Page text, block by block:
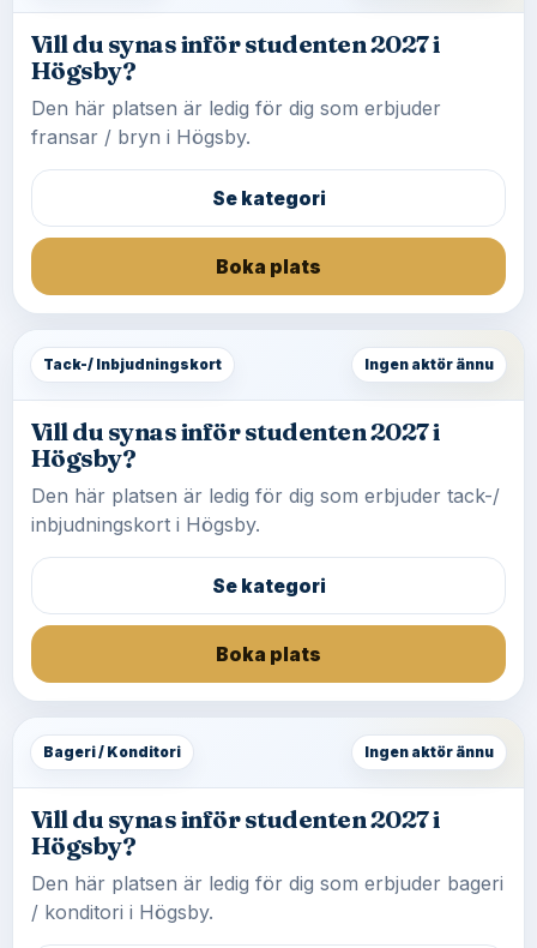
Vill du synas inför studenten 2027 i
Högsby?
Den här platsen är ledig för dig som erbjuder
fransar / bryn i Högsby.
Se kategori
Boka plats
Tack-/ Inbjudningskort Ingen aktör ännu
Vill du synas inför studenten 2027 i
Högsby?
Den här platsen är ledig för dig som erbjuder tack-/
inbjudningskort i Högsby.
Se kategori
Boka plats
Bageri / Konditori Ingen aktör ännu
Vill du synas inför studenten 2027 i
Högsby?
Den här platsen är ledig för dig som erbjuder bageri
/ konditori i Högsby.